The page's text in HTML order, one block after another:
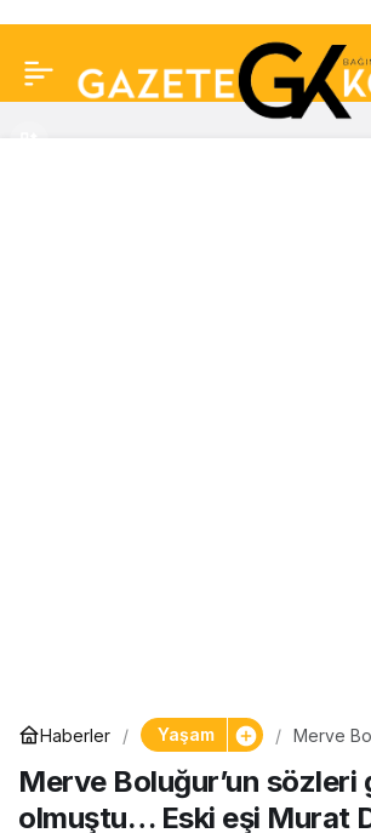
Haberler Yaşam
Merve
Murat
bozdu!
Merve Boluğur’un sözleri
olmuştu… Eski eşi Murat
Cangal boşandı… 13